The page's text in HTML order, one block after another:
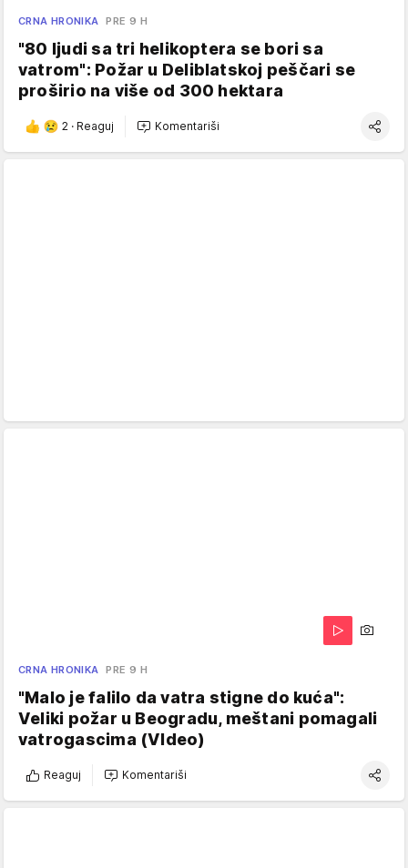
CRNA HRONIKA PRE 9 H
"80 ljudi sa tri helikoptera se bori sa
vatrom": Požar u Deliblatskoj peščari se
proširio na više od 300 hektara
2 · Reaguj Komentariši
CRNA HRONIKA PRE 9 H
"Malo je falilo da vatra stigne do kuća":
Veliki požar u Beogradu, meštani pomagali
vatrogascima (VIdeo)
Reaguj Komentariši